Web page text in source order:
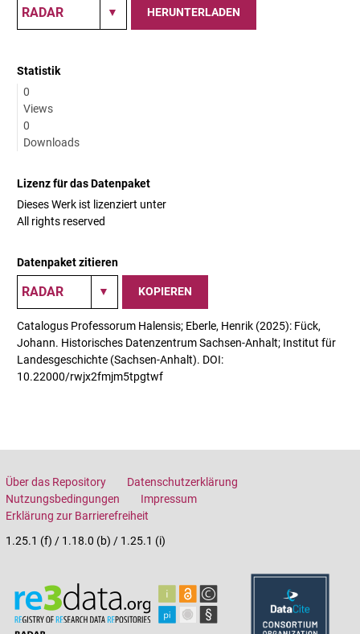
HERUNTERLADEN
Statistik
0
Views
0
Downloads
Lizenz für das Datenpaket
Dieses Werk ist lizenziert unter
All rights reserved
Datenpaket zitieren
KOPIEREN
Catalogus Professorum Halensis; Eberle, Henrik (2025): Fück,
Johann. Historisches Datenzentrum Sachsen-Anhalt; Institut für
Landesgeschichte (Sachsen-Anhalt). DOI:
10.22000/rwjx2fmjm5tpgtwf
Über das Repository
Datenschutzerklärung
Nutzungsbedingungen
Impressum
Erklärung zur Barrierefreiheit
1.25.1 (f) / 1.18.0 (b) / 1.25.1 (i)